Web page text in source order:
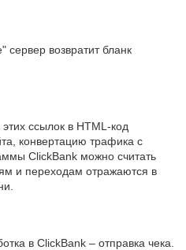
сервер возвратит бланк
ссылок в HTML-код
конвертацию трафика с
ClickBank можно считать
и переходам отражаются в
в ClickBank – отправка чека.